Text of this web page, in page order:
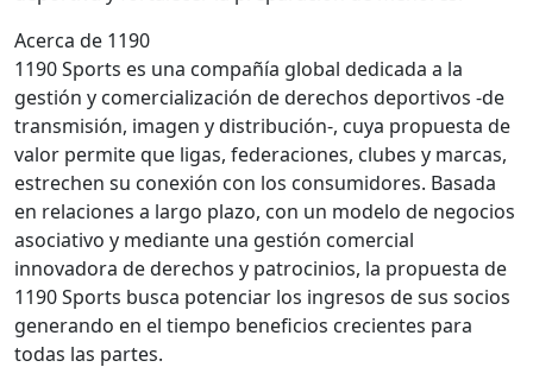
Acerca de 1190
1190 Sports es una compañía global dedicada a la
gestión y comercialización de derechos deportivos -de
transmisión, imagen y distribución-, cuya propuesta de
valor permite que ligas, federaciones, clubes y marcas,
estrechen su conexión con los consumidores. Basada
en relaciones a largo plazo, con un modelo de negocios
asociativo y mediante una gestión comercial
innovadora de derechos y patrocinios, la propuesta de
1190 Sports busca potenciar los ingresos de sus socios
generando en el tiempo beneficios crecientes para
todas las partes.